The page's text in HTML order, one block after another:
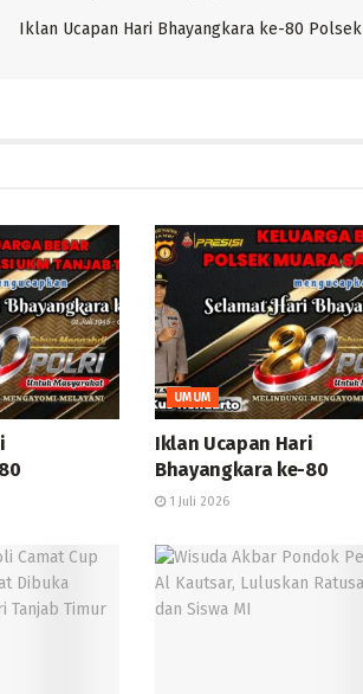
Iklan Ucapan Hari Bhayangkara ke-80 Polsek
UMUM
Iklan Ucapan Hari
Bhayangkara ke-80
1 Juli 2026